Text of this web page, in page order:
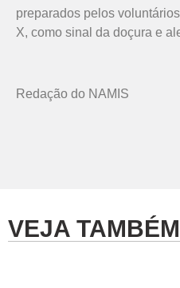
preparados pelos
X, como sinal da doçura e
Redação do NAMIS
VEJA TAMBÉM